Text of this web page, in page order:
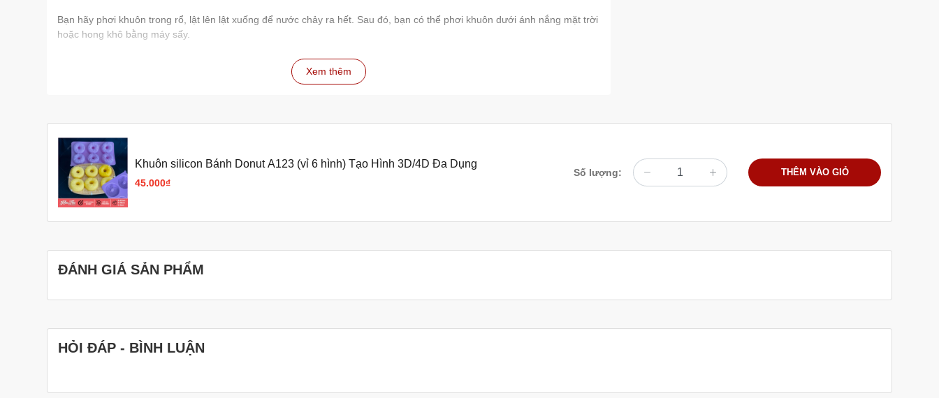
Bạn hãy phơi khuôn trong rổ, lật lên lật xuống để nước chảy ra hết. Sau đó, bạn có thể phơi khuôn dưới ánh nắng mặt trời
hoặc hong khô bằng máy sấy.
Bạn nên ngâm khuôn trong nước lạnh và nước xà phòng ít nhất 1 tiếng để rau câu tróc ra dễ dàng và khuôn được
Bạn có thể phơi khuôn dưới ánh nắng mặt trời hoặc hong khô bằng máy sấy đều được. Tuy nhiên, nếu phơi khuôn
dưới ánh nắng mặt trời, bạn nên lưu ý che đậy khuôn để tránh bụi bẩn bám vào.
Với cách làm này, khuôn rau câu của bạn sẽ luôn sạch sẽ và không bị mốc thâm kim.
Thêm một số mẹo giúp khuôn rau câu không bị mốc thâm kim
Bạn nên bảo quản khuôn rau câu ở nơi khô ráo, thoáng mát.
Hy vọng những thông tin trên sẽ giúp bạn giữ cho khuôn rau câu của mình luôn sạch đẹp và bền lâu.
Xem thêm
Khuôn silicon Bánh Donut A123 (vỉ 6 hình) Tạo Hình 3D/4D Đa Dụng
45.000₫
Số lượng: THÊM VÀO GIỎ
ĐÁNH GIÁ SẢN PHẨM
HỎI ĐÁP - BÌNH LUẬN